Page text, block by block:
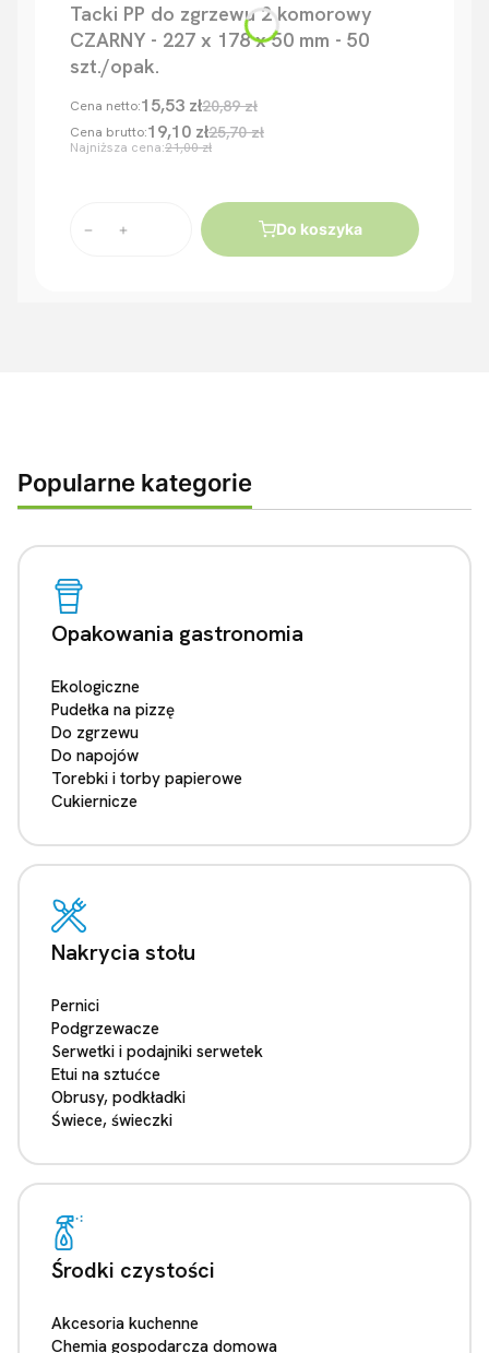
Tacki PP do zgrzewu 2 komorowy
CZARNY - 227 x 178 x 50 mm - 50
szt./opak.
Cena netto:15,53 zł20,89 zł
Cena brutto:19,10 zł25,70 zł
Najniższa cena:21,00 zł
Do koszyka
Popularne kategorie
Opakowania gastronomia
Ekologiczne
Pudełka na pizzę
Do zgrzewu
Do napojów
Torebki i torby papierowe
Cukiernicze
Nakrycia stołu
Pernici
Podgrzewacze
Serwetki i podajniki serwetek
Etui na sztućce
Obrusy, podkładki
Świece, świeczki
Środki czystości
Akcesoria kuchenne
Chemia gospodarcza domowa